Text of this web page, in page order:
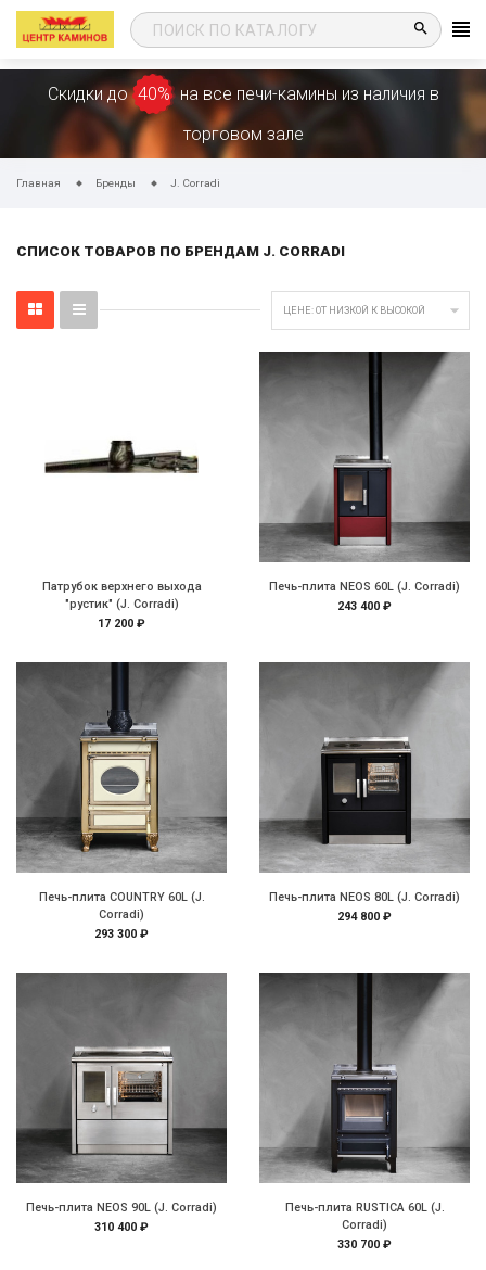
search
Скидки до 40% на все печи-камины из наличия в
торговом зале
Главная Бренды J. Corradi
СПИСОК ТОВАРОВ ПО БРЕНДАМ J. CORRADI
ЦЕНЕ: ОТ НИЗКОЙ К ВЫСОКОЙ 
Патрубок верхнего выхода
"рустик" (J. Corradi)
17 200 ₽
Печь-плита NEOS 60L (J. Corradi)
243 400 ₽
Печь-плита COUNTRY 60L (J.
Corradi)
293 300 ₽
Печь-плита NEOS 80L (J. Corradi)
294 800 ₽
Печь-плита NEOS 90L (J. Corradi)
310 400 ₽
Печь-плита RUSTICA 60L (J.
Corradi)
330 700 ₽